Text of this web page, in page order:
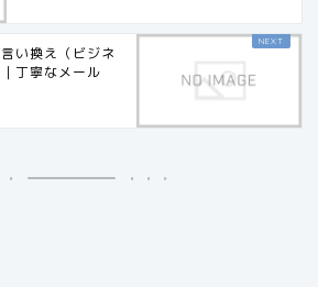
い換え（ビジネ
丁寧なメール